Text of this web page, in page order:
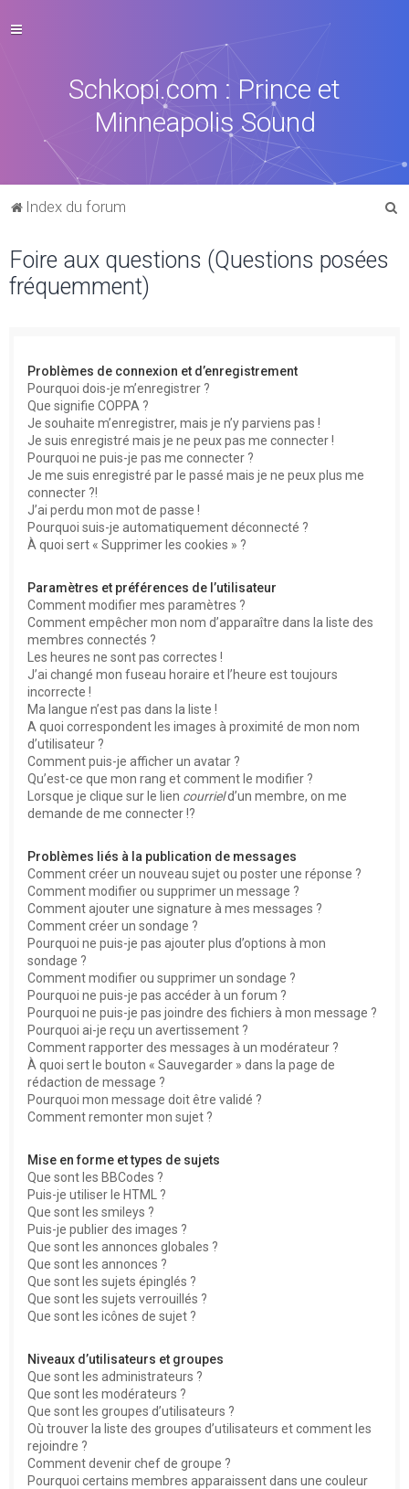
Schkopi.com : Prince et
Minneapolis Sound
Index du forum
Foire aux questions (Questions posées
fréquemment)
Problèmes de connexion et d’enregistrement
Pourquoi dois-je m’enregistrer ?
Que signifie COPPA ?
Je souhaite m’enregistrer, mais je n’y parviens pas !
Je suis enregistré mais je ne peux pas me connecter !
Pourquoi ne puis-je pas me connecter ?
Je me suis enregistré par le passé mais je ne peux plus me
connecter ?!
J’ai perdu mon mot de passe !
Pourquoi suis-je automatiquement déconnecté ?
À quoi sert « Supprimer les cookies » ?
Paramètres et préférences de l’utilisateur
Comment modifier mes paramètres ?
Comment empêcher mon nom d’apparaître dans la liste des
membres connectés ?
Les heures ne sont pas correctes !
J’ai changé mon fuseau horaire et l’heure est toujours
incorrecte !
Ma langue n’est pas dans la liste !
A quoi correspondent les images à proximité de mon nom
d’utilisateur ?
Comment puis-je afficher un avatar ?
Qu’est-ce que mon rang et comment le modifier ?
Lorsque je clique sur le lien courrield’un membre, on me
demande de me connecter !?
Problèmes liés à la publication de messages
Comment créer un nouveau sujet ou poster une réponse ?
Comment modifier ou supprimer un message ?
Comment ajouter une signature à mes messages ?
Comment créer un sondage ?
Pourquoi ne puis-je pas ajouter plus d’options à mon
sondage ?
Comment modifier ou supprimer un sondage ?
Pourquoi ne puis-je pas accéder à un forum ?
Pourquoi ne puis-je pas joindre des fichiers à mon message ?
Pourquoi ai-je reçu un avertissement ?
Comment rapporter des messages à un modérateur ?
À quoi sert le bouton « Sauvegarder » dans la page de
rédaction de message ?
Pourquoi mon message doit être validé ?
Comment remonter mon sujet ?
Mise en forme et types de sujets
Que sont les BBCodes ?
Puis-je utiliser le HTML ?
Que sont les smileys ?
Puis-je publier des images ?
Que sont les annonces globales ?
Que sont les annonces ?
Que sont les sujets épinglés ?
Que sont les sujets verrouillés ?
Que sont les icônes de sujet ?
Niveaux d’utilisateurs et groupes
Que sont les administrateurs ?
Que sont les modérateurs ?
Que sont les groupes d’utilisateurs ?
Où trouver la liste des groupes d’utilisateurs et comment les
rejoindre ?
Comment devenir chef de groupe ?
Pourquoi certains membres apparaissent dans une couleur